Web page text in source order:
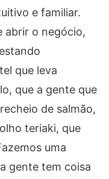
e familiar.
abrir o negócio,
que leva
que a gente que
de salmão,
teriaki, que
uma
gente tem coisa